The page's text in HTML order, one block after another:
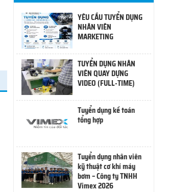
YÊU CẦU TUYỂN DỤNG
NHÂN VIÊN
MARKETING
TUYỂN DỤNG NHÂN
VIÊN QUAY DỰNG
VIDEO (FULL-TIME)
Tuyển dụng kế toán
tổng hợp
Tuyển dụng nhân viên
kỹ thuật cơ khí máy
bơm – Công ty TNHH
Vimex 2026